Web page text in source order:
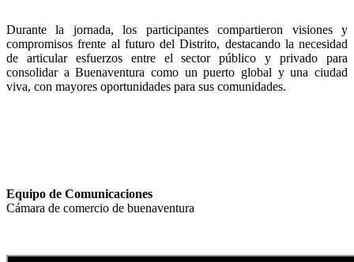
Durante la jornada, los participantes compartieron visiones y
compromisos frente al futuro del Distrito, destacando la necesidad
de articular esfuerzos entre el sector público y privado para
consolidar a Buenaventura como un puerto global y una ciudad
viva, con mayores oportunidades para sus comunidades.
Equipo de Comunicaciones
Cámara de comercio de buenaventura